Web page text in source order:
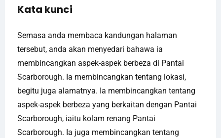
Kata kunci
Semasa anda membaca kandungan halaman
tersebut, anda akan menyedari bahawa ia
membincangkan aspek-aspek berbeza di Pantai
Scarborough. Ia membincangkan tentang lokasi,
begitu juga alamatnya. Ia membincangkan tentang
aspek-aspek berbeza yang berkaitan dengan Pantai
Scarborough, iaitu kolam renang Pantai
Scarborough. Ia juga membincangkan tentang